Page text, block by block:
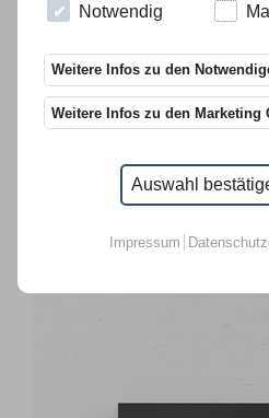
Notwendig
Weitere Infos zu den
Weitere Infos zu den Marketing
Auswahl
Impressum